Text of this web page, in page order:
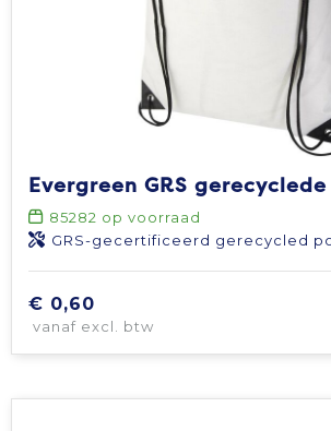
85282 op voorraad
GRS-gecertificeerd gerecycled
€ 0,60
vanaf excl. btw